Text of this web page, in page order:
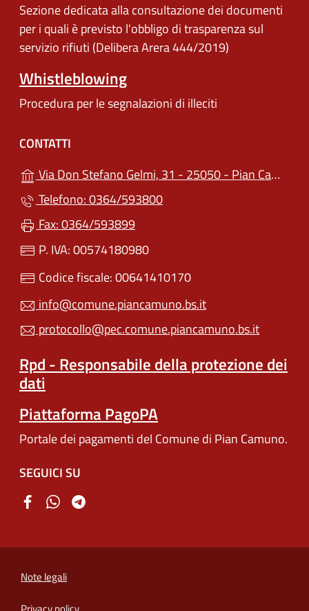
Sezione dedicata alla consultazione dei documenti
per i quali è previsto l'obbligo di trasparenza sul
servizio rifiuti (Delibera Arera 444/2019)
Whistleblowing
Procedura per le segnalazioni di illeciti
CONTATTI
Via Don Stefano Gelmi, 31 - 25050 - Pian Camuno (BS)
Telefono: 0364/593800
Fax: 0364/593899
P. IVA: 00574180980
Codice fiscale: 00641410170
info@comune.piancamuno.bs.it
protocollo@pec.comune.piancamuno.bs.it
Rpd - Responsabile della protezione dei
dati
Piattaforma PagoPA
Portale dei pagamenti del Comune di Pian Camuno.
SEGUICI SU
Note legali